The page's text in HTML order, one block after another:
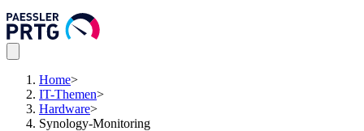
Home>
IT-Themen>
Hardware>
Synology-Monitoring